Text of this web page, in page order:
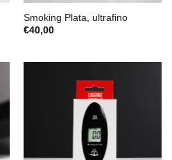
Smoking Plata, ultrafino
€40,00